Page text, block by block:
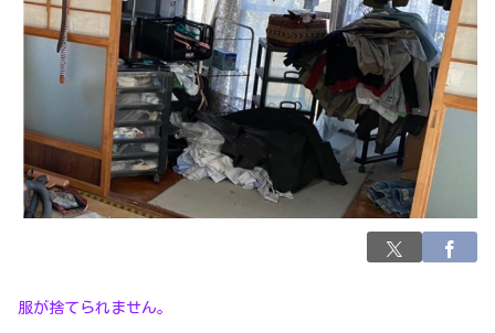
服が捨てられません。